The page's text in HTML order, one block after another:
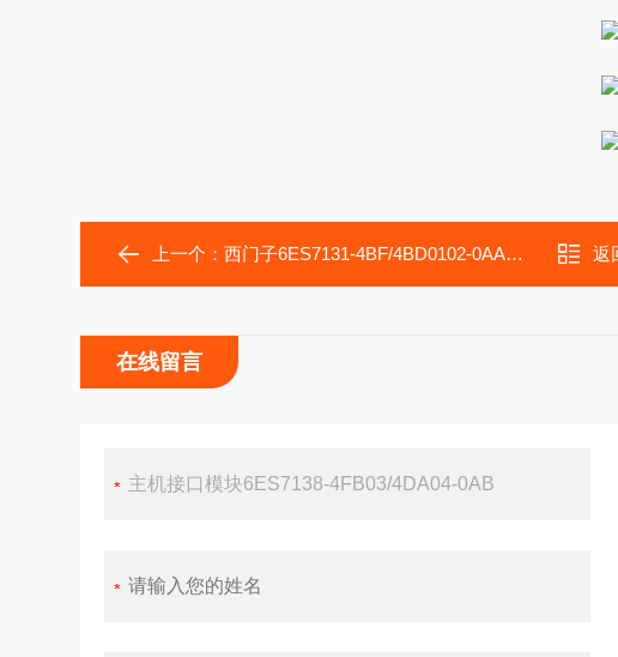
上一个：西门子6ES7131-4BF/4BD0102-0AA0ET200S电子模块 返
在线留言